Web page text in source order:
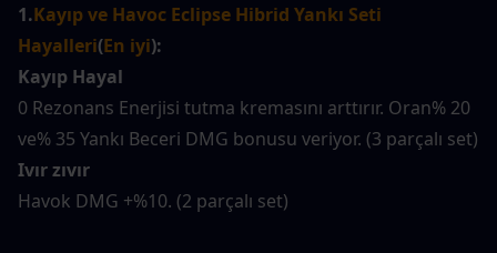
1.Kayıp ve Havoc Eclipse Hibrid Yankı Seti
Hayalleri(En iyi):
Kayıp Hayal
0 Rezonans Enerjisi tutma kremasını arttırır. Oran% 20
ve% 35 Yankı Beceri DMG bonusu veriyor. (3 parçalı set)
Ivır zıvır
Havok DMG +%10. (2 parçalı set)